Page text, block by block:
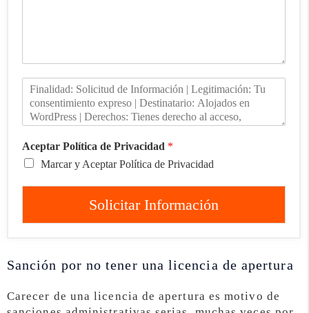
Aceptar Política de Privacidad *
Marcar y Aceptar Política de Privacidad
Solicitar Información
Sanción por no tener una licencia de apertura
Carecer de una licencia de apertura es motivo de